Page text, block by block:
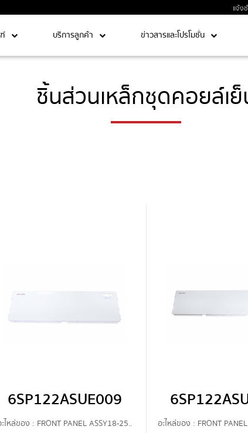
แจ้ง
บริการลูกค้า ข่าวสารและโปรโมชั่น
ชิ้นส่วนเหล็กชุดคอยล์เ
6SP122ASUE009
ไหล่ของ : FRONT PANEL ASSY18-25.. อะไหล่ของ : FRONT